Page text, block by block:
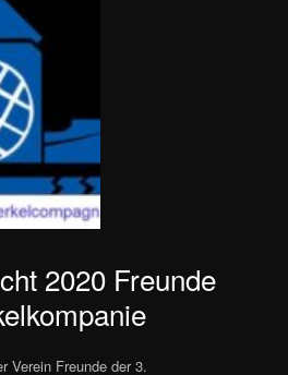
2020 Freunde
Verein Freunde der 3.